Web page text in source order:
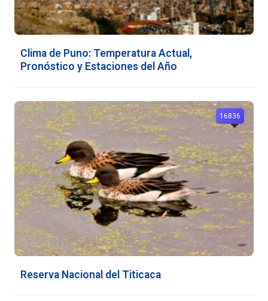
Clima de Puno: Temperatura Actual,
Pronóstico y Estaciones del Año
Reserva Nacional del Titicaca
16836